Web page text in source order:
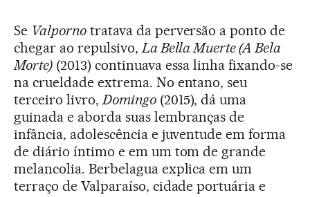
Se Valpornotratava da perversão a ponto de
chegar ao repulsivo, La Bella Muerte (A Bela
Morte)(2013) continuava essa linha fixando-se
na crueldade extrema. No entano, seu
terceiro livro, Domingo(2015), dá uma
guinada e aborda suas lembranças de
infância, adolescência e juventude em forma
de diário íntimo e em um tom de grande
melancolia. Berbelagua explica em um
terraço de Valparaíso, cidade portuária e